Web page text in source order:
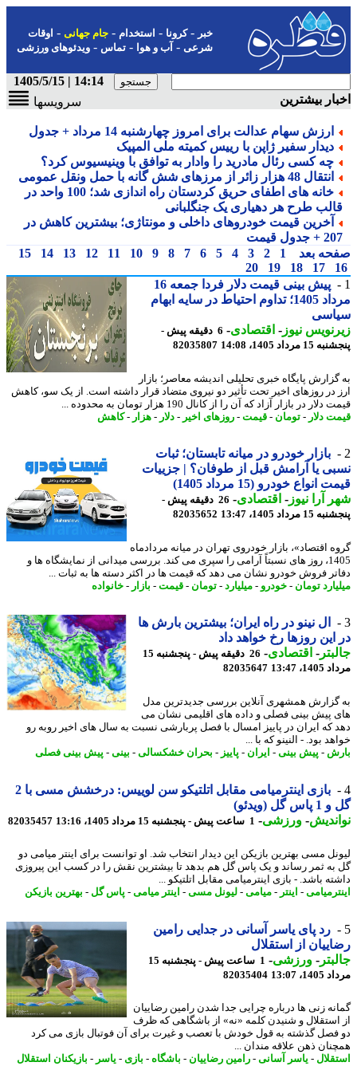
-کرونا-استخدام- جام جهانی-اوقات
شرعی-آب و هوا-تماس-ویدئوهای ورزشی
14:14 | 1405/5/15
بیشترین
سرویسها
ارزش سهام عدالت برای امروز چهارشنبه 14 مرداد + جدول
دیدار سفیر ژاپن با رییس کمیته ملی المپیک
چه کسی رئال مادرید را وادار به توافق با وینیسیوس کرد؟
انتقال 48 هزار زائر از مرزهای شش گانه با حمل ونقل عمومی
خانه های اطفای حریق کردستان راه اندازی شد؛ 100 واحد در
طرح هر دهیاری یک جنگلبانی
آخرین قیمت خودروهای داخلی و مونتاژی؛ بیشترین کاهش در
بعد
1
2
3
4
5
6
7
8
9
10
11
12
13
14
15
17
18
19
20
پیش بینی قیمت دلار فردا جمعه 16
مرداد 1405؛ تداوم احتیاط در سایه ابهام
نیوز-اقتصادی- 6 دقیقه پیش -
1405، 14:08
82035807
پایگاه خبری تحلیلی اندیشه معاصر؛ بازار
در روزهای اخیر تحت تأثیر دو نیروی متضاد قرار داشته است. از یک سو، کاهش
در بازار آزاد که آن را از کانال 190 هزار تومان به محدوده ...
دلار-تومان-قیمت-روزهای اخیر -دلار-هزار - کاهش
بازار خودرو در میانه تابستان؛ ثبات
یا آرامش قبل از طوفان؟ | جزییات
انواع خودرو (15 مرداد 1405)
آرا نیوز-اقتصادی-
26 دقیقه پیش -
1405، 13:47
82035652
اقتصاد»، بازار خودروی تهران در میانه مردادماه
1405، روز های نسبتاً آرامی را سپری می کند. بررسی میدانی از نمایشگاه ها و
فروش خودرو نشان می دهد که قیمت ها در اکثر دسته ها به ثبات ...
تومان-خودرو-میلیارد-تومان-قیمت-بازار - خانواده
ال نینو در راه ایران؛ بیشترین بارش ها
روزها رخ خواهد داد
-اقتصادی-
26 دقیقه پیش - پنجشنبه 15
13:47
82035647
همشهری آنلاین بررسی جدیدترین مدل
پیش بینی فصلی و داده های اقلیمی نشان می
که ایران در پاییز امسال با فصل پربارشی نسبت به سال های اخیر روبه رو
بود. - النینو که با ...
-پیش بینی -ایران - پاییز -بحران خشکسالی-بینی -پیش بینی فصلی
بازی اینترمیامی مقابل اتلتیکو سن لوییس: درخشش مسی با 2
(ویدئو)
-ورزشی-1 ساعت پیش - پنجشنبه 15 مرداد 1405، 13:16 82035457
مسی بهترین بازیکن این دیدار انتخاب شد. او توانست برای اینتر میامی دو
ثمر رساند و یک پاس گل هم بدهد تا بیشترین نقش را در کسب این پیروزی
باشد. - بازی اینترمیامی مقابل اتلتیکو ...
-اینتر -میامی-لیونل مسی-اینتر میامی-پاس گل-بهترین بازیکن
رد پای یاسر آسانی در جدایی رامین
از استقلال
-ورزشی-
1 ساعت پیش - پنجشنبه 15
13:07
82035404
زنی ها درباره چرایی جدا شدن رامین رضاییان
و شنیدن کلمه «نه» از باشگاهی که ظرف
گذشته به قول خودش با تعصب و غیرت برای آن فوتبال بازی می کرد
ذهن علاقه مندان ...
-یاسر آسانی-رامین رضاییان-باشگاه-بازی - یاسر-بازیکنان استقلال